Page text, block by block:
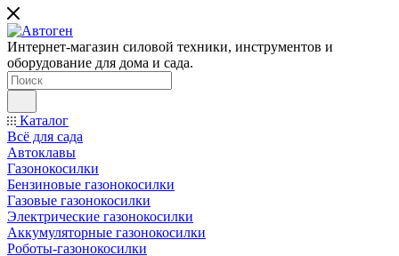
Интернет-магазин силовой техники, инструментов и
оборудование для дома и сада.
Каталог
Всё для сада
Автоклавы
Газонокосилки
Бензиновые газонокосилки
Газовые газонокосилки
Электрические газонокосилки
Аккумуляторные газонокосилки
Роботы-газонокосилки